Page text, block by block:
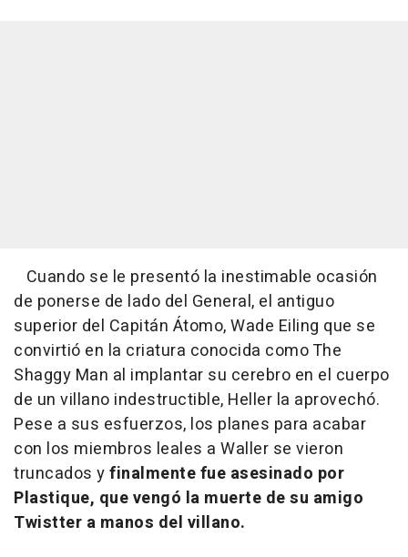
Cuando se le presentó la inestimable ocasión
de ponerse de lado del General, el antiguo
superior del Capitán Átomo, Wade Eiling que se
convirtió en la criatura conocida como The
Shaggy Man al implantar su cerebro en el cuerpo
de un villano indestructible, Heller la aprovechó.
Pese a sus esfuerzos, los planes para acabar
con los miembros leales a Waller se vieron
truncados yfinalmente fue asesinado por
Plastique, que vengó la muerte de su amigo
Twistter a manos del villano.